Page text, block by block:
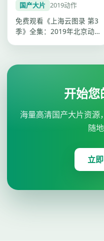
国产大片 2019动作
免费观看《上海云图录 第3
季》全集：2019年北京动
开始
海量高清国产大片资源
随
立